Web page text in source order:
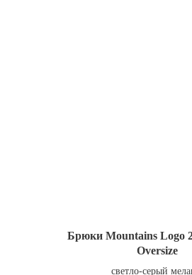
Брюки Mountains Logo
Oversize
светло-серый